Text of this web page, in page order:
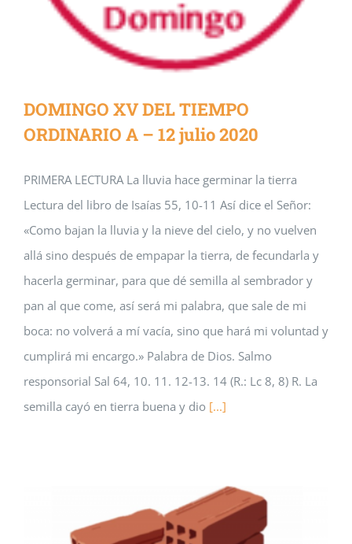
DOMINGO XV DEL TIEMPO
ORDINARIO A – 12 julio 2020
PRIMERA LECTURA La lluvia hace germinar la tierra
Lectura del libro de Isaías 55, 10-11 Así dice el Señor:
«Como bajan la lluvia y la nieve del cielo, y no vuelven
allá sino después de empapar la tierra, de fecundarla y
hacerla germinar, para que dé semilla al sembrador y
pan al que come, así será mi palabra, que sale de mi
boca: no volverá a mí vacía, sino que hará mi voluntad y
cumplirá mi encargo.» Palabra de Dios. Salmo
responsorial Sal 64, 10. 11. 12-13. 14 (R.: Lc 8, 8) R. La
semilla cayó en tierra buena y dio [...]